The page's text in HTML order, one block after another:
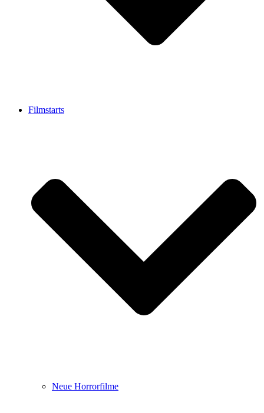
Filmstarts
Neue Horrorfilme